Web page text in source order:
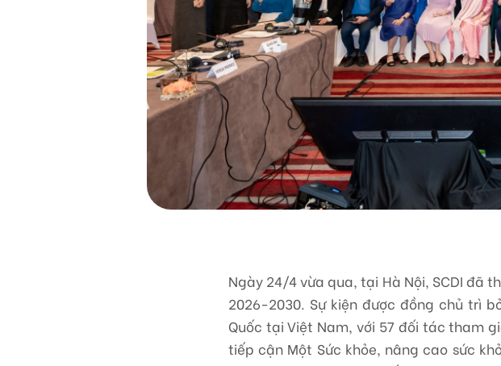
Ngày 24/4 vừa qua, tại Hà Nội, SCDI đã
2026-2030. Sự kiện được đồng chủ trì
Quốc tại Việt Nam, với 57 đối tác tham
tiếp cận Một Sức khỏe, nâng cao sức